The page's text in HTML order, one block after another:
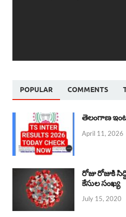
POPULAR COMMENTS
తెలంగాణ
April 11, 2026
రోజు రోజుకి
కేసుల సంఖ్య
July 15, 2020